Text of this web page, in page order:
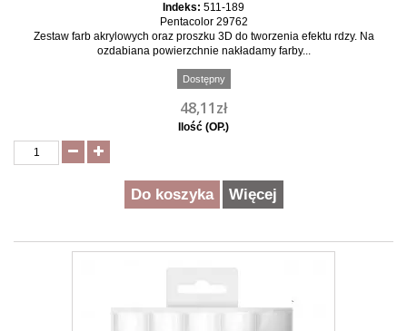
Indeks: 511-189
Pentacolor 29762
Zestaw farb akrylowych oraz proszku 3D do tworzenia efektu rdzy. Na
ozdabiana powierzchnie nakładamy farby...
Dostępny
48,11zł
Ilość (OP.)
Do koszyka Więcej